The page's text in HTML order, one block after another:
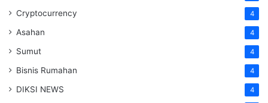
Cryptocurrency 4
Asahan 4
Sumut 4
Bisnis Rumahan 4
DIKSI NEWS 4